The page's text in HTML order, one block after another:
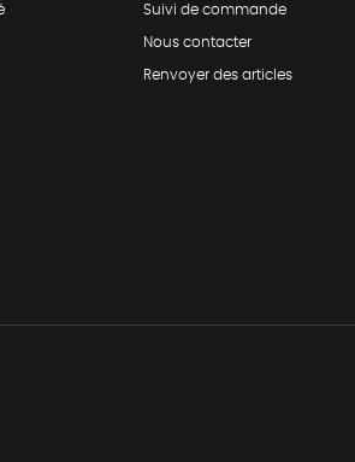
Suivi de commande
Nous contacter
Renvoyer des articles